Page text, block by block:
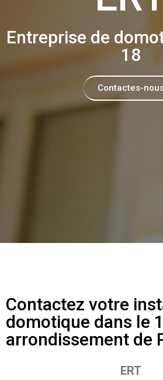
Entreprise de
18
Contactes-
Contactez votre
domotique dans le
arrondissement de
ERT